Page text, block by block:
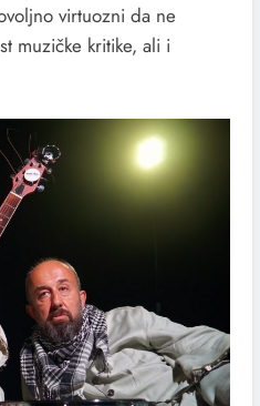
virtuozni da ne
muzičke kritike, ali i